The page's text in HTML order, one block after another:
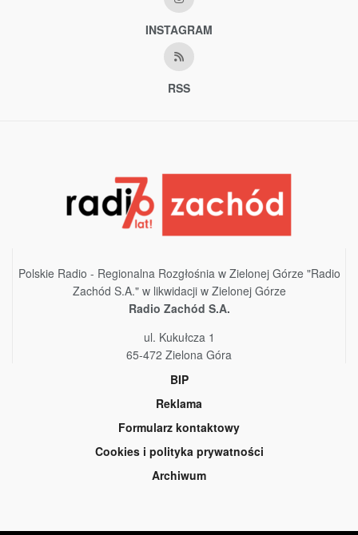
INSTAGRAM
RSS
Polskie Radio - Regionalna Rozgłośnia w Zielonej Górze "Radio
Zachód S.A." w likwidacji w Zielonej Górze
Radio Zachód S.A.
ul. Kukułcza 1
65-472 Zielona Góra
BIP
Reklama
Formularz kontaktowy
Cookies i polityka prywatności
Archiwum